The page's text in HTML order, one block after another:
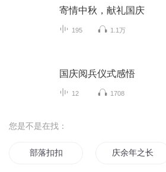
寄情中秋，献礼国庆
195 1.1万
国庆阅兵仪式感悟
12 1708
您是不是在找：
部落扣扣 庆余年之长歌行